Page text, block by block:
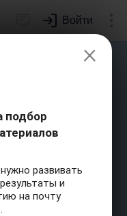
Войти
стилях и
музыки и
×
подбор
развивать
и
на почту